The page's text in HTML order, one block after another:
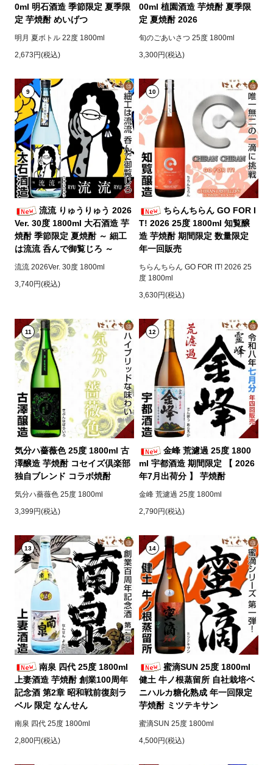
0ml 明石酒造 季節限定 夏季限
定 芋焼酎 めいげつ
明月 夏ボトル 22度 1800ml
2,673円(税込)
00ml 植園酒造 芋焼酎 夏季限
定 夏焼酎 2026
旬のごあいさつ 25度 1800ml
3,300円(税込)
9
流流 りゅうりゅう 2026
Ver. 30度 1800ml 大石酒造 芋
焼酎 季節限定 夏焼酎 ～ 細工
は流流 呑んで御覧じろ ～
流流 2026Ver. 30度 1800ml
3,740円(税込)
10
ちらんちらん GO FOR I
T! 2026 25度 1800ml 知覧醸
造 芋焼酎 期間限定 数量限定
年一回販売
ちらんちらん GO FOR IT! 2026 25
度 1800ml
3,630円(税込)
11
気分ハ薔薇色 25度 1800ml 古
澤醸造 芋焼酎 コセイズ倶楽部
独自ブレンド コラボ焼酎
気分ハ薔薇色 25度 1800ml
3,399円(税込)
12
金峰 荒濾過 25度 1800
ml 宇都酒造 期間限定 【 2026
年7月出荷分 】 芋焼酎
金峰 荒濾過 25度 1800ml
2,790円(税込)
13
南泉 四代 25度 1800ml
上妻酒造 芋焼酎 創業100周年
記念酒 第2章 昭和戦前復刻ラ
ベル 限定 なんせん
南泉 四代 25度 1800ml
2,800円(税込)
14
蜜滴SUN 25度 1800ml
健土 牛ノ根蒸留所 自社栽培ベ
ニハルカ糖化熟成 年一回限定
芋焼酎 ミツテキサン
蜜滴SUN 25度 1800ml
4,500円(税込)